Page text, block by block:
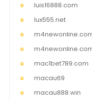
luis16888.com
lux555.net
mac1bet789.com
macau69
macau888.win